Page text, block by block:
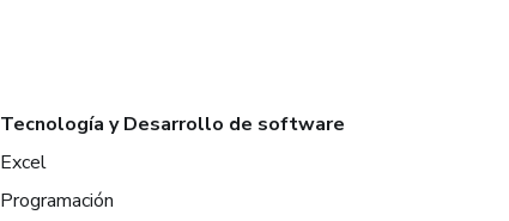
Tecnología y Desarrollo de software
Excel
Programación